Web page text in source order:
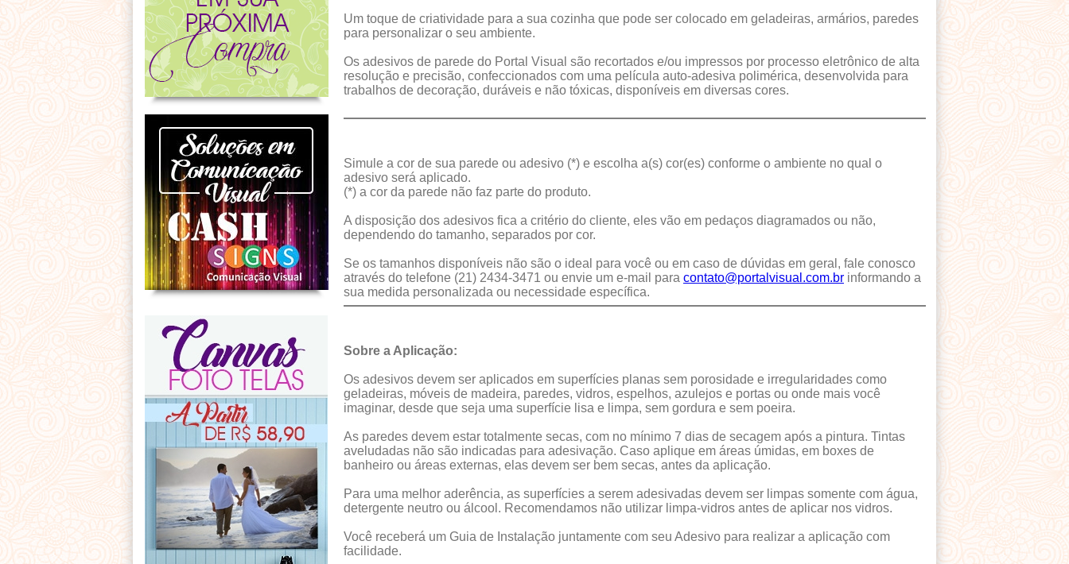
Um toque de criatividade para a sua cozinha que pode ser colocado em geladeiras, armários, paredes
para personalizar o seu ambiente.
Os adesivos de parede do Portal Visual são recortados e/ou impressos por processo eletrônico de alta
resolução e precisão, confeccionados com uma película auto-adesiva polimérica, desenvolvida para
trabalhos de decoração, duráveis e não tóxicas, disponíveis em diversas cores.
Simule a cor de sua parede ou adesivo (*) e escolha a(s) cor(es) conforme o ambiente no qual o
adesivo será aplicado.
(*) a cor da parede não faz parte do produto.
A disposição dos adesivos fica a critério do cliente, eles vão em pedaços diagramados ou não,
dependendo do tamanho, separados por cor.
Se os tamanhos disponíveis não são o ideal para você ou em caso de dúvidas em geral, fale conosco
através do telefone (21) 2434-3471 ou envie um e-mail para contato@portalvisual.com.br informando a
sua medida personalizada ou necessidade específica.
Sobre a Aplicação:
Os adesivos devem ser aplicados em superfícies planas sem porosidade e irregularidades como
geladeiras, móveis de madeira, paredes, vidros, espelhos, azulejos e portas ou onde mais você
imaginar, desde que seja uma superfície lisa e limpa, sem gordura e sem poeira.
As paredes devem estar totalmente secas, com no mínimo 7 dias de secagem após a pintura. Tintas
aveludadas não são indicadas para adesivação. Caso aplique em áreas úmidas, em boxes de
banheiro ou áreas externas, elas devem ser bem secas, antes da aplicação.
Para uma melhor aderência, as superfícies a serem adesivadas devem ser limpas somente com água,
detergente neutro ou álcool. Recomendamos não utilizar limpa-vidros antes de aplicar nos vidros.
Você receberá um Guia de Instalação juntamente com seu Adesivo para realizar a aplicação com
facilidade.